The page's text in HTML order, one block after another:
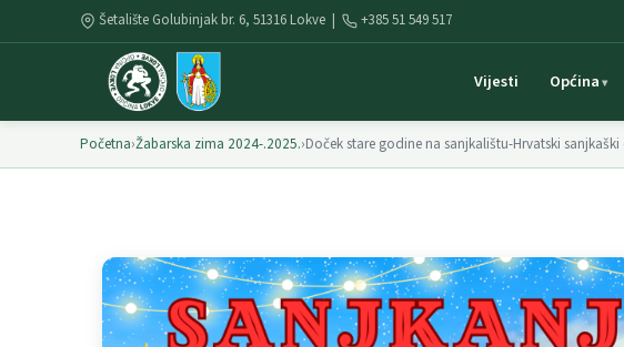
Šetalište Golubinjak br. 6, 51316 Lokve | +385 51 549 517
Vijesti Općina
Početna›Žabarska zima 2024-.2025.›Doček stare godine na sanjkalištu-Hrvatski sanjkaški